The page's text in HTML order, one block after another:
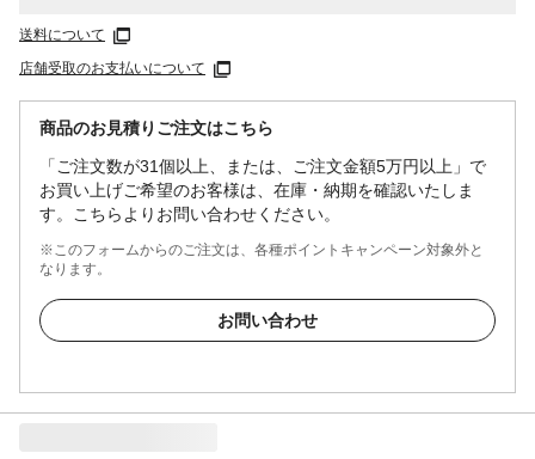
送料について
店舗受取のお支払いについて
商品のお見積りご注文はこちら
「ご注文数が31個以上、または、ご注文金額5万円以上」で
お買い上げご希望のお客様は、在庫・納期を確認いたしま
す。こちらよりお問い合わせください。
※このフォームからのご注文は、各種ポイントキャンペーン対象外と
なります。
お問い合わせ